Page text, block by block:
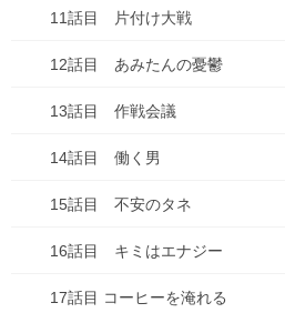
73-3 カエルの国 ３
74 カエルの国 ４
オレ城
1話目 オレの城
2話目 食べる
11話目 片付け大戦
12話目 あみたんの憂鬱
13話目 作戦会議
14話目 働く男
15話目 不安のタネ
16話目 キミはエナジー
17話目 コーヒーを淹れる